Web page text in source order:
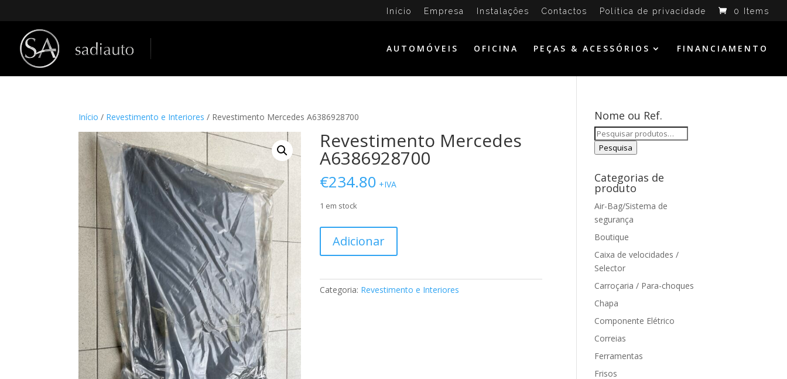
Início Empresa Instalações Contactos Política de privacidade 0 Items
AUTOMÓVEIS OFICINA PEÇAS & ACESSÓRIOS FINANCIAMENTO
Início / Revestimento e Interiores / Revestimento Mercedes A6386928700
Revestimento Mercedes
A6386928700
€234.80 +IVA
1 em stock
Revestimento
A6386928700
Adicionar
Categoria: Revestimento e Interiores
Nome ou Ref.
Pesquisar
por:
Pesquisa
Categorias de
produto
Air-Bag/Sistema de
segurança
Boutique
Caixa de velocidades /
Selector
Carroçaria / Para-choques
Chapa
Componente Elétrico
Correias
Ferramentas
Frisos